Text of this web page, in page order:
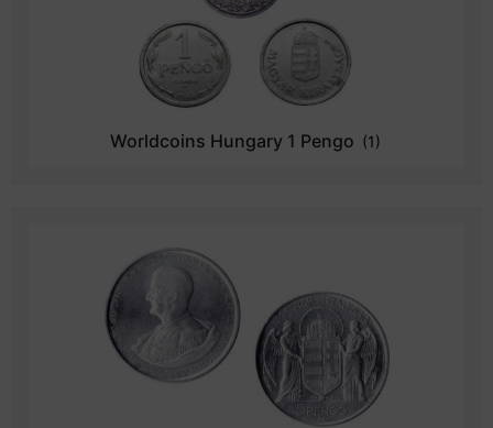
Worldcoins Hungary 1 Pengo (1)